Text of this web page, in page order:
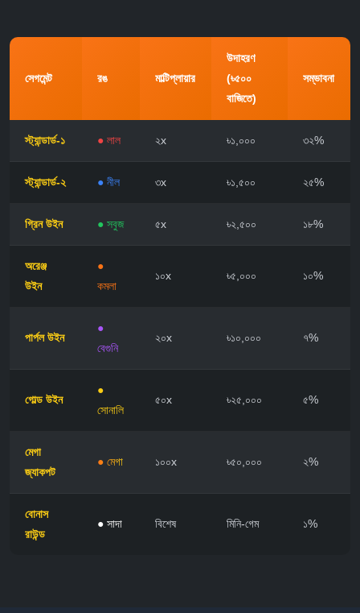
সেগমেন্ট রঙ মাল্টিপ্লায়ার
উদাহরণ
(৳৫০০
বাজিতে)
সম্ভাবনা
স্ট্যান্ডার্ড-১ ● লাল ২x ৳১,০০০ ৩২%
স্ট্যান্ডার্ড-২ ● নীল ৩x ৳১,৫০০ ২৫%
গ্রিন উইন ● সবুজ ৫x ৳২,৫০০ ১৮%
অরেঞ্জ
উইন
●
কমলা
১০x ৳৫,০০০ ১০%
পার্পল উইন
●
বেগুনি
২০x ৳১০,০০০ ৭%
গোল্ড উইন
●
সোনালি
৫০x ৳২৫,০০০ ৫%
মেগা
জ্যাকপট
● মেগা ১০০x ৳৫০,০০০ ২%
বোনাস
রাউন্ড
● সাদা বিশেষ মিনি-গেম ১%